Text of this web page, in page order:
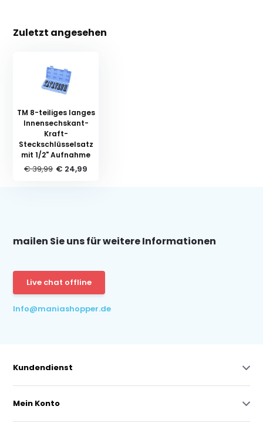
Zuletzt angesehen
TM 8-teiliges langes
Innensechskant-
Kraft-
Steckschlüsselsatz
mit 1/2" Aufnahme
€ 39,99 € 24,99
mailen Sie uns für weitere Informationen
Live chat offline
Info@maniashopper.de
Kundendienst
Mein Konto